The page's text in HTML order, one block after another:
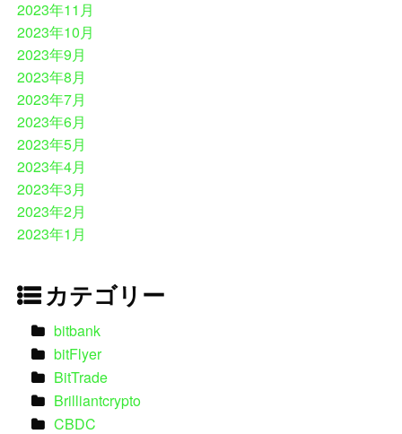
2023年11月
2023年10月
2023年9月
2023年8月
2023年7月
2023年6月
2023年5月
2023年4月
2023年3月
2023年2月
2023年1月
カテゴリー
bitbank
bitFlyer
BitTrade
Brilliantcrypto
CBDC